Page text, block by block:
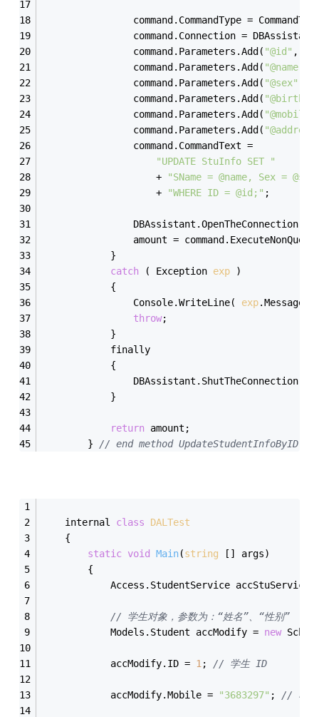
command.CommandType =
command.Connection =
                command.Parameters.Add(
"@id" ,
                command.Parameters.Add(
"@name"
                command.Parameters.Add(
"@sex"
                command.Parameters.Add(
                command.Parameters.Add(
"@mobile"
                command.Parameters.Add(
                command.CommandText =
"UPDATE StuInfo SET "
                    +
"SName = @name, Sex =
                    +
"WHERE ID = @id;" ;
amount =
            }
catch ( Exception exp )
            {
                Console.WriteLine(
exp.Message
throw;
            }
            finally
            {
                DBAssistant.ShutTheConnection();
            }
return amount;
        }
// end method UpdateStudentInfoByID
    internal
class
DALTest
    {
static void Main(string [] args)
        {
Access.StudentService accStuService
// 学生对象，参数为：“姓名”、“性别”
            Models.Student accModify =
new
            accModify.ID =
1 ; // 学生 ID
            accModify.Mobile =
"3683297" ; // 电话